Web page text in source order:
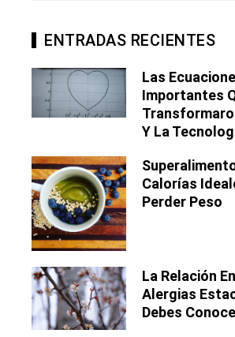
ENTRADAS RECIENTES
Las
Importantes
Y La
Calorías
Perder Peso
La Relación
Alergias
Debes